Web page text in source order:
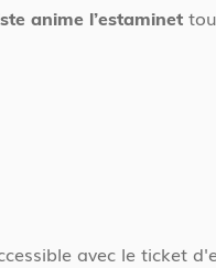
anime l’estaminet
avec le ticket